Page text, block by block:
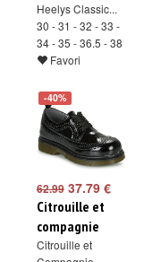
Heelys Classic...
30 - 31 - 32 - 33 -
34 - 35 - 36.5 - 38
Favori
-40%
62.9937.79 €
Citrouille et
compagnie
Citrouille et